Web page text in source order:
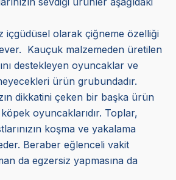
içgüdüsel olarak çiğneme özelliği
Kauçuk malzemeden üretilen
destekleyen oyuncaklar ve
ürün grubundadır.
dikkatini çeken bir başka ürün
oyuncaklarıdır. Toplar,
koşma ve yakalama
Beraber eğlenceli vakit
da egzersiz yapmasına da